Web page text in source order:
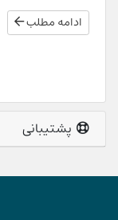
ادامه مطلب
پشتیبانی